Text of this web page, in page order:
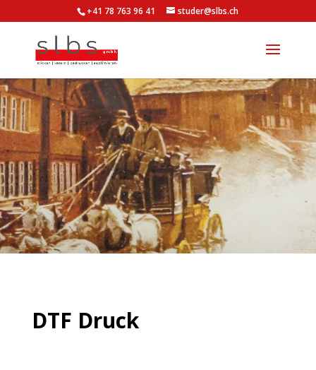
+41 78 763 96 41 studer@slbs.ch
DTF Druck